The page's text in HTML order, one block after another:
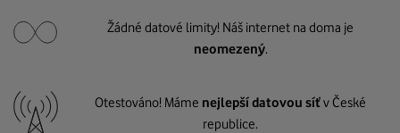
Žádné datové limity! Náš internet na doma je
neomezený.
Otestováno! Máme nejlepší datovou síťv České
republice.